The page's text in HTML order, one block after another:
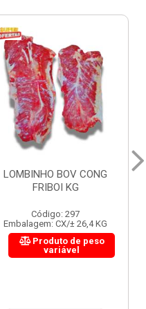
FIGADO BOV CONG FRIBOI
KG
Código: 222
Embalagem: CX/± 30,12 KG
Produto de peso
variável